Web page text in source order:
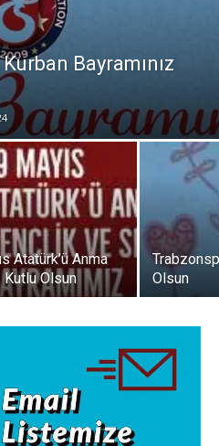
Bayramınız
Atatürk’ü Anma
Kutlu Olsun
Olsun